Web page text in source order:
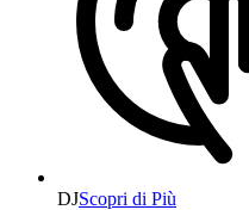
DJScopri di Più